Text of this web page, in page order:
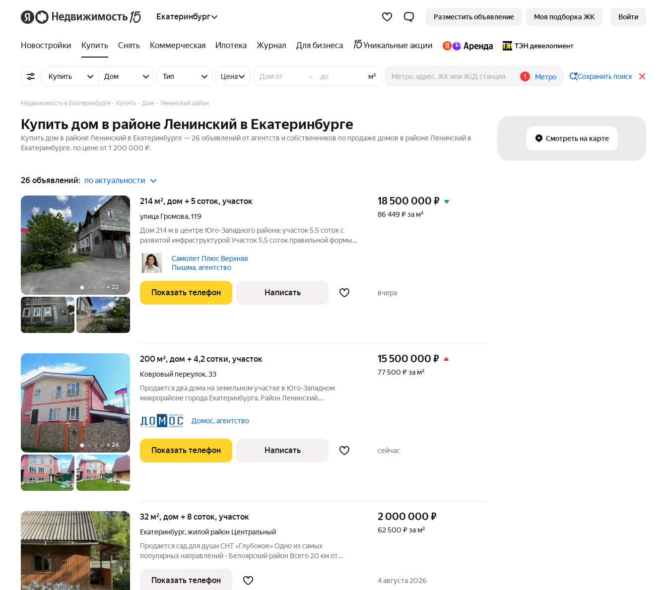
Екатеринбург Разместить объявление Моя подборка ЖК Войти
Новостройки Купить Снять Коммерческая Ипотека Журнал Для бизнеса Уникальные акции
Купить Дом Тип Цена – м² 1 Метро Сохранить поиск
Смотреть на карте
Недвижимость в Екатеринбурге Купить Дом Ленинский район
Купить дом в районе Ленинский в Екатеринбурге
Купить дом в районе Ленинский в Екатеринбурге — 26 объявлений от агентств и собственников по продаже домов в районе Ленинский в
Екатеринбурге. по цене от 1 200 000 ₽.
26 объявлений: по актуальности
+ 22
214 м², дом + 5 соток, участок
улица Громова,119
Дом 214 м в центре Юго-Западного района: участок 5,5 соток с
развитой инфраструктурой Участок 5,5 соток правильной формы
площадкой для парковки 23 автомобилей. Зона для огорода с
теплицами для
Самолет Плюс Верхняя
Пышма, агентство
18 500 000 ₽
86 449 ₽ за м²
Показать телефон Написать вчера
+24
200 м², дом + 4,2 сотки, участок
Ковровый переулок,33
Продается два дома на земельном участке в Юго-Западном
микрорайоне города Екатеринбурга. Район Ленинский,
Основной дом построен в 2016 году из многослойного
теплоблока. Дом состоит из
Домос, агентство
15 500 000 ₽
77 500 ₽ за м²
Показать телефон Написать сейчас
32 м², дом + 8 соток, участок
Екатеринбург,жилой район Центральный
Продается сад для души СНТ «Глубокое» Одно из самых
популярных направлений - Белоярский район Всего 20 км от
Косулино, в 5 мин. на машине п. Растущий, кп «Алые паруса» и
развитая
2 000 000 ₽
62 500 ₽ за м²
Показать телефон 4 августа 2026